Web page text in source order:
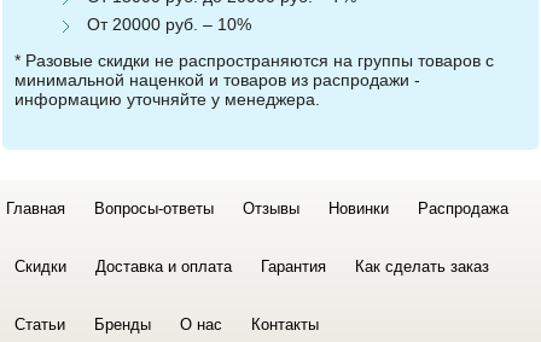
От 20000 руб. – 10%
* Разовые скидки не распространяются на группы товаров с
минимальной наценкой и товаров из распродажи -
информацию уточняйте у менеджера.
Главная Вопросы-ответы Отзывы Новинки Распродажа
Скидки Доставка и оплата Гарантия Как сделать заказ
Статьи Бренды О нас Контакты